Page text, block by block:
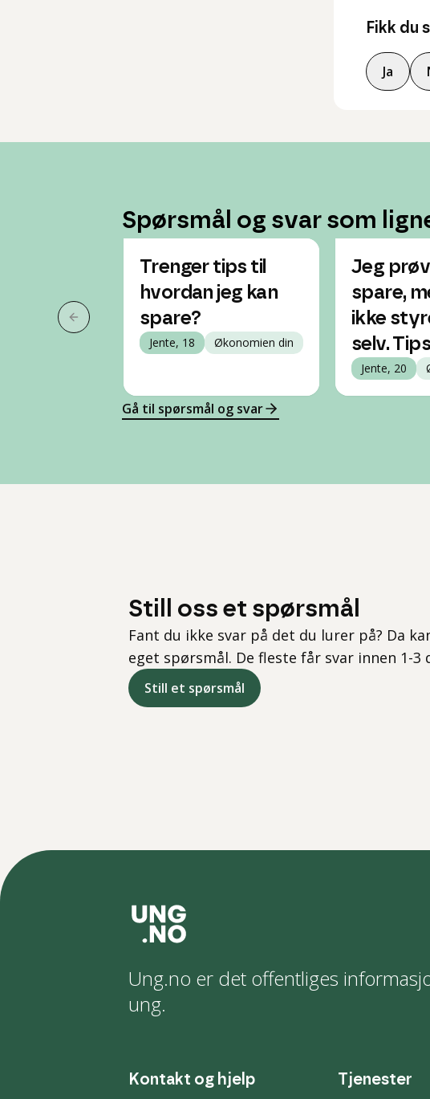
Fikk du
Ja
Spørsmål og svar som
Forrige slide
Trenger tips til
hvordan jeg kan
spare?
Jente, 18 Økonomien din
Jeg
spare,
ikke
selv.
Jente, 20
Gå til spørsmål og svar
Still oss et spørsmål
Fant du ikke svar på det du lurer på? Da
eget spørsmål. De fleste får svar innen 1-3
Still et spørsmål
Ung.no er det offentliges
ung.
Kontakt og hjelp Tjenester